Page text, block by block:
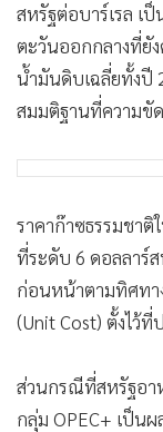
สหรัฐต่อบาร์เรล เ
ตะวันออกกลางที่ยัง
น้ำมันดิบเฉลี่ยทั้งปี
สมมติฐานที่ความขั
ราคาก๊าซธรรมชาติ
ที่ระดับ 6 ดอลลาร์
ก่อนหน้าตามทิศท
(Unit Cost) ตั้งไว้
ส่วนกรณีที่สหรัฐอา
กลุ่ม OPEC+ เป็น